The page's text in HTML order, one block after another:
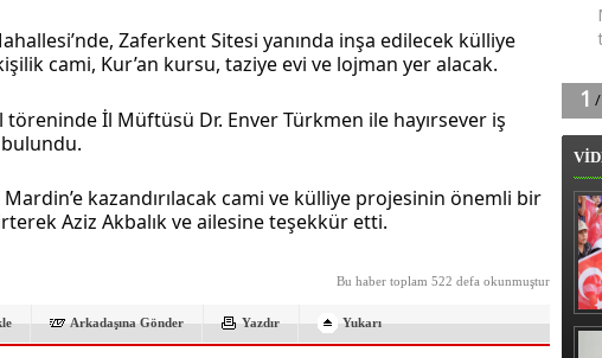
Zaferkent Sitesi yanında inşa edilecek külliye
cami, Kur’an kursu, taziye evi ve lojman yer alacak.
İl Müftüsü Dr. Enver Türkmen ile hayırsever iş
bulundu.
kazandırılacak cami ve külliye projesinin önemli bir
Aziz Akbalık ve ailesine teşekkür etti.
Bu haber toplam 522 defa okunmuştur
Arkadaşına Gönder Yazdır Yukarı